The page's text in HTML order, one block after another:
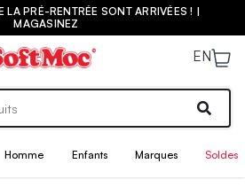
LA PRÉ-RENTRÉE SONT ARRIVÉES ! |
MAGASINEZ
EN
Homme Enfants Marques Soldes